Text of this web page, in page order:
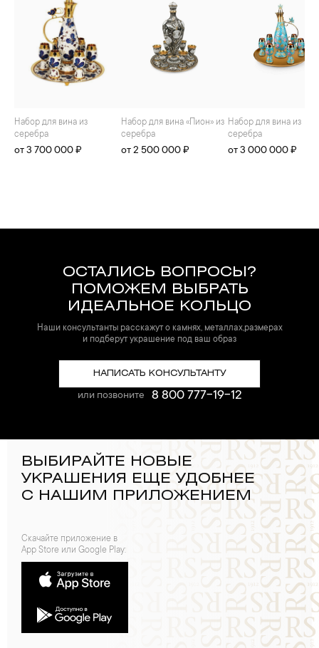
Набор для вина из
серебра
от 3 700 000 ₽
Набор для вина «Пион» из
серебра
от 2 500 000 ₽
Набор для вина из
серебра
от 3 000 000 ₽
ОСТАЛИСЬ ВОПРОСЫ?
ПОМОЖЕМ ВЫБРАТЬ
ИДЕАЛЬНОЕ КОЛЬЦО
Наши консультанты расскажут о камнях, металлах,размерах
и подберут украшение под ваш образ
НАПИСАТЬ КОНСУЛЬТАНТУ
или позвоните 8 800 777-19-12
ВЫБИРАЙТЕ НОВЫЕ
УКРАШЕНИЯ ЕЩЕ УДОБНЕЕ
С НАШИМ ПРИЛОЖЕНИЕМ
Скачайте приложение в
App Store или Google Play: